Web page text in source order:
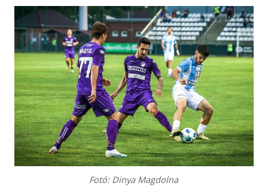
Fotó: Dinya Magdolna